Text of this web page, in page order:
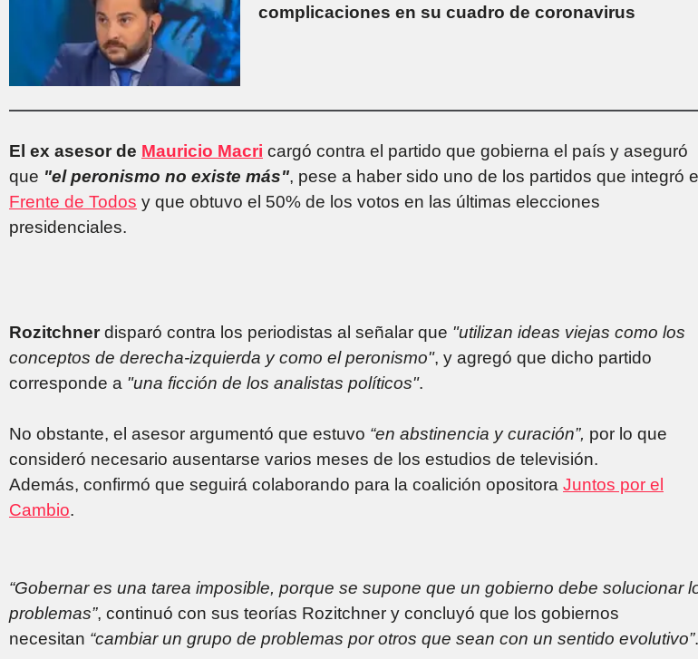
complicaciones en su cuadro de coronavirus
El ex asesor de Mauricio Macri cargó contra el partido que gobierna el país y aseguró
que "el peronismo no existe más", pese a haber sido uno de los partidos que integró
Frente de Todos y que obtuvo el 50% de los votos en las últimas elecciones
presidenciales.
Rozitchnerdisparó contra los periodistas al señalar que "utilizan ideas viejas como los
conceptos de derecha-izquierda y como el peronismo", y agregó que dicho partido
corresponde a "una ficción de los analistas políticos".
No obstante, el asesor argumentó que estuvo “en abstinencia y curación”, por lo que
consideró necesario ausentarse varios meses de los estudios de televisión.
Además, confirmó que seguirá colaborando para la coalición opositora Juntos por el
Cambio.
“Gobernar es una tarea imposible, porque se supone que un gobierno debe solucionar
problemas”, continuó con sus teorías Rozitchner y concluyó que los gobiernos
necesitan “cambiar un grupo de problemas por otros que sean con un sentido evolutivo”.